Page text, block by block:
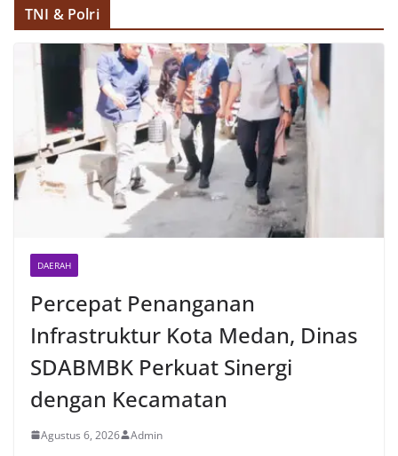
dikibarkan sebagai simbol kehormatan
negara.‎‎‎Selain menyampaikan imbauan terkait
bendera, kegiatan sambang DDS ini juga
dimanfaatkan sebagai sarana deteksi dini (early
warning) guna mengantisipasi potensi gangguan
keamanan dan ketertiban masyarakat
(Kamtibmas) di lingkungan tempat tinggal warga.
Melalui interaksi langsung tersebut,
Bhabinkamtibmas dapat menghimpun informasi
awal terkait situasi sosial, potensi kerawanan,
maupun hal-hal yang dapat mengganggu
kondusivitas wilayah, khususnya menjelang
perayaan HUT Kemerdekaan RI yang biasanya
diwarnai dengan berbagai kegiatan dan
keramaian warga.‎‎Dengan adanya deteksi dini ini,
diharapkan potensi gangguan keamanan dapat
diantisipasi sejak awal sehingga situasi di
Kelurahan Sunggal tetap terjaga aman, tertib,
dan kondusif hingga puncak perayaan HUT
Kemerdekaan RI berlangsung.‎‎Wujud Kedekatan
Polri dengan Masyarakat‎Kegiatan sambang Door
to Door System ini merupakan salah satu bentuk
implementasi program Polri Presisi yang
mengedepankan kehadiran dan kedekatan
personel Kepolisian dengan masyarakat. Melalui
TNI & Polri
DAERAH
Percepat Penanganan
Infrastruktur Kota Medan, Dinas
SDABMBK Perkuat Sinergi
dengan Kecamatan
Agustus 6, 2026 Admin